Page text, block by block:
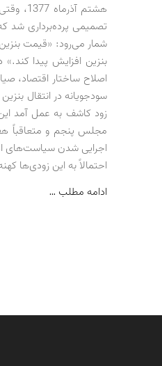
هشتم
تصمیمی پرده‌برداری شد
شمار می‌رود: «قیمت
بنزین افزایش پیدا
اصلاح ساختار اقتصاد،
سودجویانه در انتقال
زود کاشف به عمل آمد
مجلس پنجم و متعاقباً
اجرایی شدن سیاست‌های
احتمالاً به این زودی‌ها
ادامه مطلب …